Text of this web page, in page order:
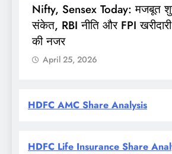
Nifty, Sensex Today: मजबूत
संकेत, RBI नीति और FPI
की नजर
April 25, 2026
HDFC AMC Share Analysis
HDFC Life Insurance Share